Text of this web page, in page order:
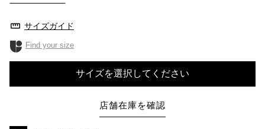
サイズガイド
Find your size
サイズを選択してください
店舗在庫を確認